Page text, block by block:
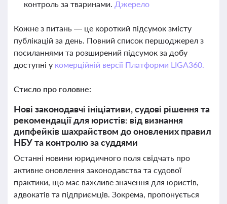
контроль за тваринами. Джерело
Кожне з питань — це короткий підсумок змісту
публікацій за день. Повний список першоджерел з
посиланнями та розширений підсумок за добу
доступні у комерційній версії Платформи LIGA360.
Стисло про головне:
Нові законодавчі ініціативи, судові рішення та
рекомендації для юристів: від визнання
дипфейків шахрайством до оновлених правил
НБУ та контролю за суддями
Останні новини юридичного поля свідчать про
активне оновлення законодавства та судової
практики, що має важливе значення для юристів,
адвокатів та підприємців. Зокрема, пропонується